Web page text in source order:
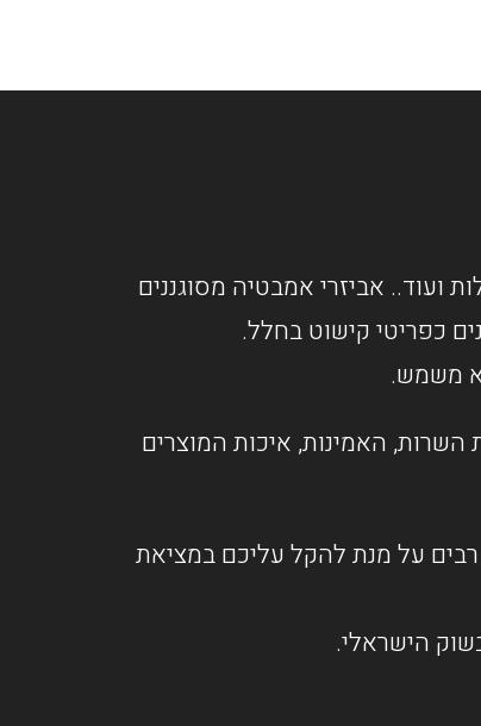
ועוד.. אביזרי אמבטיה מסוגננים
כפריטי קישוט בחלל.
משמש.
האמינות, איכות המוצרים
רבים על מנת להקל עליכם במציאת
הישראלי.